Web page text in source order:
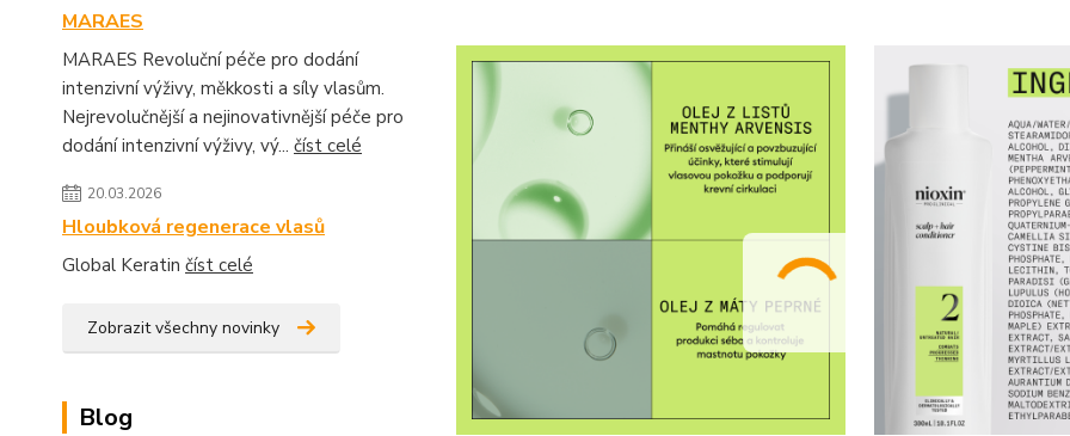
MARAES
MARAES Revoluční péče pro dodání
intenzivní výživy, měkkosti a síly vlasům.
Nejrevolučnější a nejinovativnější péče pro
dodání intenzivní výživy, vý... číst celé
20.03.2026
Hloubková regenerace vlasů
Global Keratin číst celé
Zobrazit všechny novinky
Blog